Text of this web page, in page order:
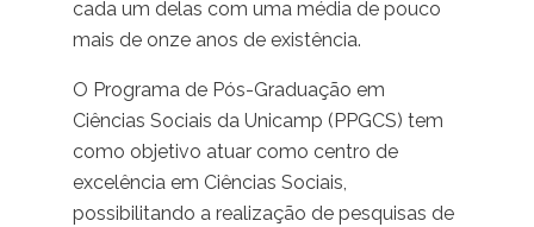
cada um delas com uma média de pouco
mais de onze anos de existência.
O Programa de Pós-Graduação em
Ciências Sociais da Unicamp (PPGCS) tem
como objetivo atuar como centro de
excelência em Ciências Sociais,
possibilitando a realização de pesquisas de